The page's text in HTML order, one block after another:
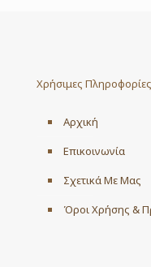
be
on
product
Χρήσιμες Πληροφορίες
Αρχική
Επικοινωνία
Σχετικά Με Μας
Όροι Χρήσης &